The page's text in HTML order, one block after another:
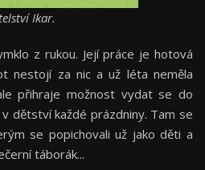
Ikar.
z rukou. Její práce je hotová
nestojí za nic a už léta neměla
přihraje možnost vydat se do
dětství každé prázdniny. Tam se
se popichovali už jako děti a
táborák...